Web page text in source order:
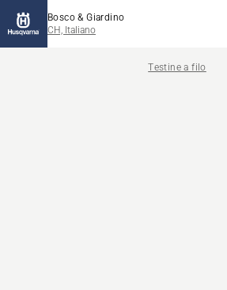
Bosco & Giardino
CH, Italiano
Testine a filo